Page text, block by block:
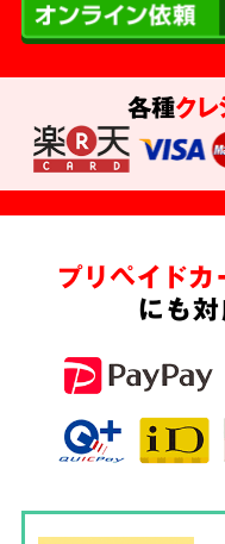
各種ク
プリペイドカ
にも